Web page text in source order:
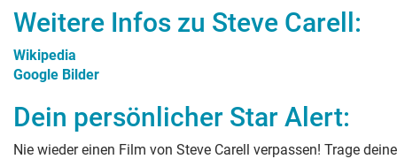
Weitere Infos zu Steve Carell :
Wikipedia
Google Bilder
Dein persönlicher Star Alert:
Nie wieder einen Film von Steve Carell verpassen! Trage